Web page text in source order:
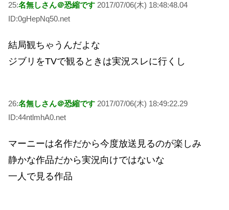
25:名無しさん＠恐縮です 2017/07/06(木) 18:48:48.04
ID:0gHepNq50.net
結局観ちゃうんだよな
ジブリをTVで観るときは実況スレに行くし
26:名無しさん＠恐縮です 2017/07/06(木) 18:49:22.29
ID:44ntlmhA0.net
マーニーは名作だから今度放送見るのが楽しみ
静かな作品だから実況向けではないな
一人で見る作品